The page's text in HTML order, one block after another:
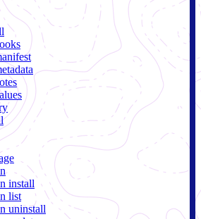
install
list
uninstall